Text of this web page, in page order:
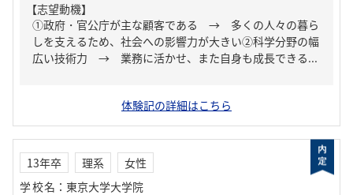
【志望動機】
①政府・官公庁が主な顧客である → 多くの人々の暮ら
しを支えるため、社会への影響力が大きい②科学分野の幅
広い技術力 → 業務に活かせ、また自身も成長できる...
体験記の詳細はこちら
13年卒 理系
女性
学校名 ： 東京大学大学院